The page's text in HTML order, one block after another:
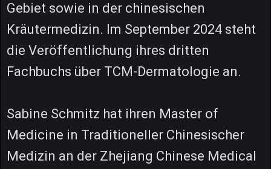
Gebiet sowie in der chinesischen
Kräutermedizin. Im September 2024 steht
die Veröffentlichung ihres dritten
Fachbuchs über TCM-Dermatologie an.
Sabine Schmitz hat ihren Master of
Medicine in Traditioneller Chinesischer
Medizin an der Zhejiang Chinese Medical